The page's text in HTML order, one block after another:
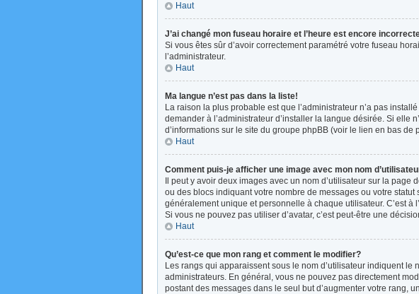
Haut
J’ai changé mon fuseau horaire et l’heure est encore
Si vous êtes sûr d’avoir correctement paramétré votre fuseau
l’administrateur.
Haut
Ma langue n’est pas dans la liste!
La raison la plus probable est que l’administrateur n’a pas
demander à l’administrateur d’installer la langue désirée. Si elle
d’informations sur le site du groupe phpBB (voir le lien en bas de
Haut
Comment puis-je afficher une image avec mon nom
Il peut y avoir deux images avec un nom d’utilisateur sur la
ou des blocs indiquant votre nombre de messages ou votre
généralement unique et personnelle à chaque utilisateur. C’est
Si vous ne pouvez pas utiliser d’avatar, c’est peut-être une
Haut
Qu’est-ce que mon rang et comment le modifier?
Les rangs qui apparaissent sous le nom d’utilisateur indiquent
administrateurs. En général, vous ne pouvez pas directement
postant des messages dans le seul but d’augmenter votre rang,